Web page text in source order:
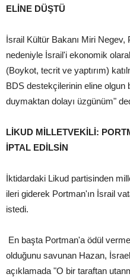
ELİNE DÜŞTÜ
İsrail Kültür Bakanı Miri
nedeniyle İsrail'i ekonomik
(Boykot, tecrit ve yaptırım)
BDS destekçilerinin eline
duymaktan dolayı üzgünüm"
LİKUD MİLLETVEKİLİ:
İPTAL EDİLSİN
İktidardaki Likud partisinden
ileri giderek Portman'ın İsrail
istedi.
En başta Portman'a ödül verme
olduğunu savunan Hazan,
açıklamada "O bir taraftan